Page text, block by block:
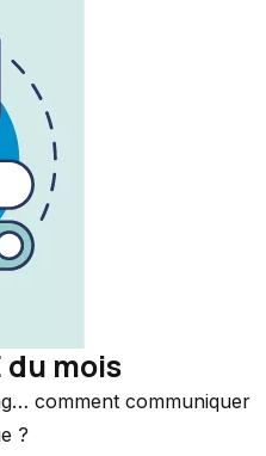
du mois
comment communiquer
?